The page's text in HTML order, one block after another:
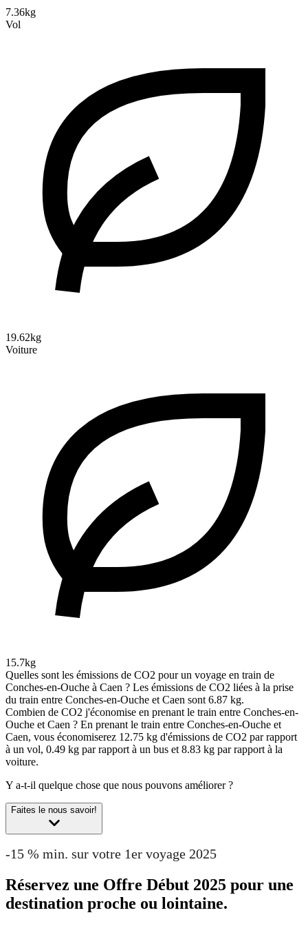
7.36kg
Vol
19.62kg
Voiture
15.7kg
Quelles sont les émissions de CO2 pour un voyage en train de
Conches-en-Ouche à Caen ? Les émissions de CO2 liées à la prise
du train entre Conches-en-Ouche et Caen sont 6.87 kg.
Combien de CO2 j'économise en prenant le train entre Conches-en-
Ouche et Caen ? En prenant le train entre Conches-en-Ouche et
Caen, vous économiserez 12.75 kg d'émissions de CO2 par rapport
à un vol, 0.49 kg par rapport à un bus et 8.83 kg par rapport à la
voiture.
Y a-t-il quelque chose que nous pouvons améliorer ?
Faites le nous savoir!
-15 % min. sur votre 1er voyage 2025
Réservez une Offre Début 2025 pour une
destination proche ou lointaine.